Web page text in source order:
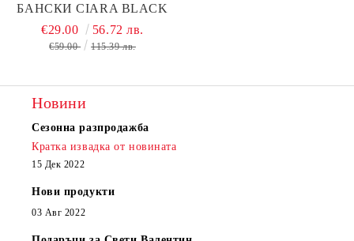
БАНСКИ CIARA BLACK
€29.00 56.72 лв.
€59.00 115.39 лв.
Новини
Сезонна разпродажба
Кратка извадка от новината
15 Дек 2022
Нови продукти
03 Авг 2022